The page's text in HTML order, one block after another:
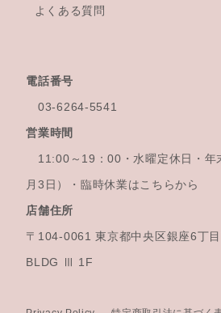
よくある質問
電話番号
03-6264-5541
営業時間
11:00～19：00・水曜定休日・年
月3日）・臨時休業はこちらから
店舗住所
〒104-0061 東京都中央区銀座6丁
BLDG Ⅲ 1F